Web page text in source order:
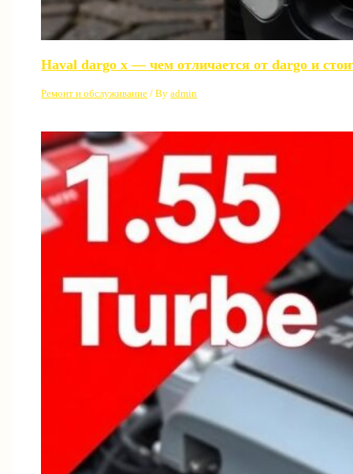
Haval dargo x — чем отличается от dargo и
Ремонт и обслуживание / Byadmin